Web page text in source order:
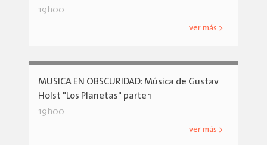
19h00
ver más >
MUSICA EN OBSCURIDAD: Música de Gustav
Holst "Los Planetas" parte 1
19h00
ver más >